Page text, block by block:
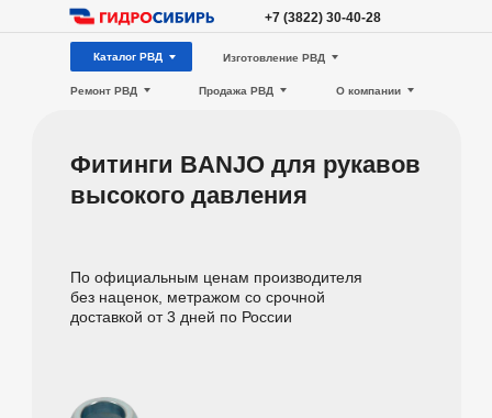
+7 (3822) 30-40-28
Каталог РВД
О компании
Ремонт РВД
Изготовление РВД
Продажа РВД
Фитинги BANJO для рукавов
высокого давления
По официальным ценам производителя
без наценок, метражом со срочной
доставкой от 3 дней по России